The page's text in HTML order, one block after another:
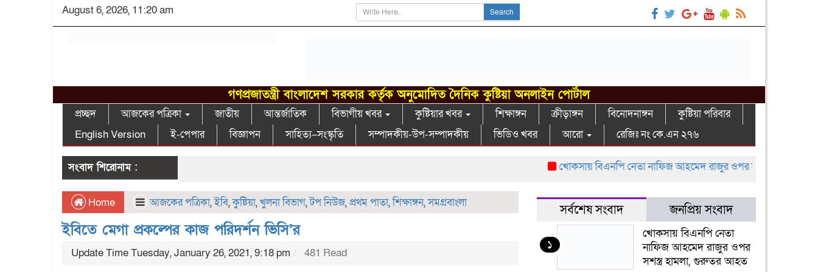
August 6, 2026, 11:20 am Search
গণপ্রজাতন্ত্রী বাংলাদেশ সরকার কর্তৃক অনুমোদিত দৈনিক কুষ্টিয়া অনলাইন পোর্টাল
প্রচ্ছদ আজকের পত্রিকা জাতীয় আন্তর্জাতিক বিভাগীয় খবর কুষ্টিয়ার খবর শিক্ষাঙ্গন ক্রীড়াঙ্গন বিনোদনাঙ্গন
কুষ্টিয়া পরিবার
English Version
ই-পেপার বিজ্ঞাপন সাহিত্য–সংস্কৃতি সম্পাদকীয়-উপ-সম্পাদকীয় ভিডিও খবর আরো রেজিঃ নং কে.এন ২৭৬
সংবাদ শিরোনাম : খোকসায় বিএনপি নেতা নাফিজ আহমেদ রাজুর ওপর সশস্ত্র হামলা, গুরুতর
Home আজকের পত্রিকা,ইবি,কুষ্টিয়া,খুলনা বিভাগ,টপ নিউজ,প্রথম পাতা,শিক্ষাঙ্গন,সমগ্রবাংলা
ইবিতে মেগা প্রকল্পের কাজ পরিদর্শন ভিসি’র
Update Time Tuesday, January 26, 2021, 9:18 pm 481 Read
সর্বশেষ সংবাদ জনপ্রিয় সংবাদ
১
খোকসায় বিএনপি নেতা
নাফিজ আহমেদ রাজুর ওপর
সশস্ত্র হামলা, গুরুতর আহত